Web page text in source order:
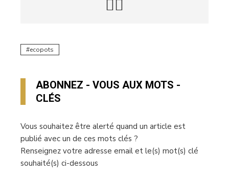
ecopots
ABONNEZ - VOUS AUX MOTS -
CLÉS
Vous souhaitez être alerté quand un article est
publié avec un de ces mots clés ?
Renseignez votre adresse email et le(s) mot(s) clé
souhaité(s) ci-dessous